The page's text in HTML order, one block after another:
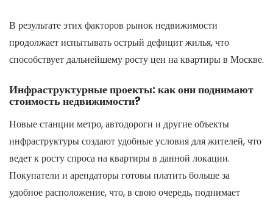
В результате этих факторов рынок недвижимости
продолжает испытывать острый дефицит жилья, что
способствует дальнейшему росту цен на квартиры в Москве.
Инфраструктурные проекты: как они поднимают
стоимость недвижимости?
Новые станции метро, автодороги и другие объекты
инфраструктуры создают удобные условия для жителей, что
ведет к росту спроса на квартиры в данной локации.
Покупатели и арендаторы готовы платить больше за
удобное расположение, что, в свою очередь, поднимает